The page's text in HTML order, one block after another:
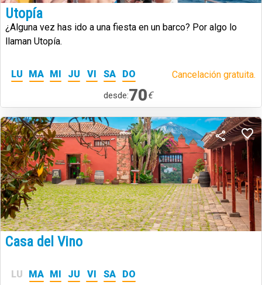
Utopía
¿Alguna vez has ido a una fiesta en un barco? Por algo lo
llaman Utopía.
LU MA MI JU VI SA DO Cancelación gratuita.
desde:70€
Casa del Vino
LU MA MI JU VI SA DO